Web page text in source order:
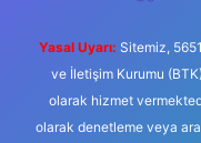
Yasal Uyarı: Sitemiz,
ve İletişim Kurumu
olarak hizmet
olarak denetleme veya